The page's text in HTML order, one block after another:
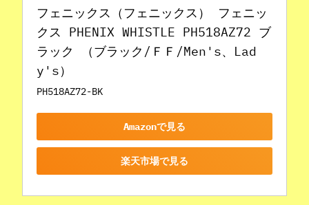
フェニックス（フェニックス） フェニッ
クス PHENIX WHISTLE PH518AZ72 ブ
ラック （ブラック/ＦＦ/Men's、Lad
y's）
PH518AZ72-BK
Amazonで見る
楽天市場で見る